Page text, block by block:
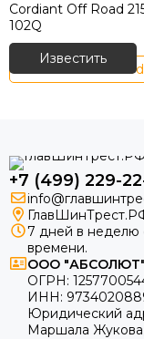
Cordiant Off Road
102Q
Известить
Летние шины
+7 (499) 229-
7 дней в неделю
времени.
ООО "АБСОЛЮТ"
ОГРН:
ИНН:
Юридический
Маршала Жукова,